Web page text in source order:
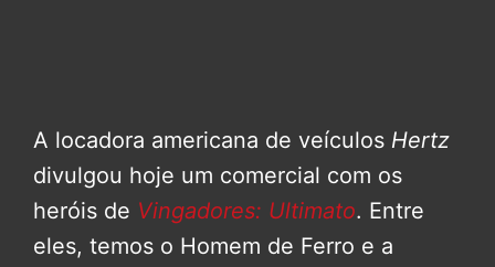
A locadora americana de veículos Hertz
divulgou hoje um comercial com os
heróis de Vingadores: Ultimato. Entre
eles, temos o Homem de Ferro e a